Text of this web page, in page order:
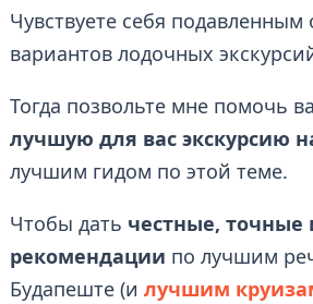
Чувствуете себя подавленным
вариантов лодочных
Тогда позвольте мне помочь
лучшую для вас экскурсию
лучшим гидом по этой теме.
Чтобы дать честные, точные
рекомендации по лучшим
Будапеште (и лучшим